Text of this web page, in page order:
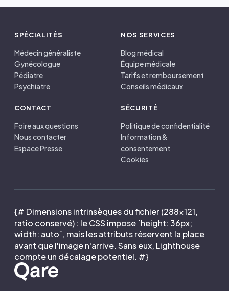
SPÉCIALITÉS
Médecin généraliste
Gynécologue
Pédiatre
Psychiatre
NOS SERVICES
Blog médical
Équipe médicale
Tarifs et remboursement
Conseils médicaux
CONTACT
Foire aux questions
Nous contacter
Espace Presse
SÉCURITÉ
Politique de confidentialité
Information &
consentement
Cookies
{# Dimensions intrinsèques du fichier (288×121,
ratio conservé) : le CSS impose `height: 36px;
width: auto`, mais les attributs réservent la place
avant que l'image n'arrive. Sans eux, Lighthouse
compte un décalage potentiel. #}